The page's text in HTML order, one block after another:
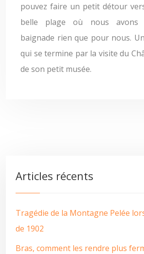
pouvez faire un petit détour
belle plage où nous avons
baignade rien que pour nous.
qui se termine par la visite du
de son petit musée.
Articles récents
Tragédie de la Montagne Pelée
de 1902
Bras, comment les rendre plus